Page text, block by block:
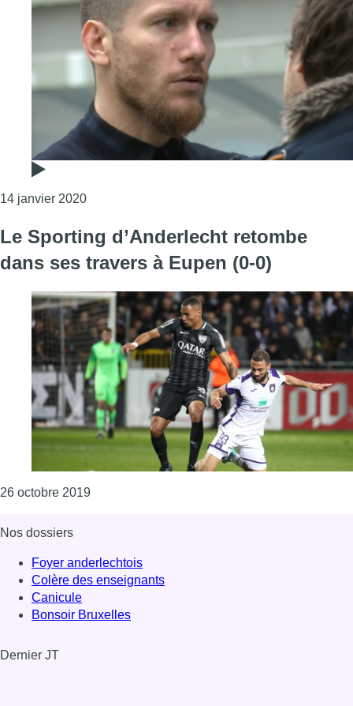
14 janvier 2020Consulter l'article "Sébastien Pocognoli
Le Sporting d’Anderlecht retombe
dans ses travers à Eupen (0-0)
26 octobre 2019Consulter l'article "Le Sporting d’Anderlecht
Nos dossiers
Foyer anderlechtois
Colère des enseignants
Canicule
Bonsoir Bruxelles
Dernier JT